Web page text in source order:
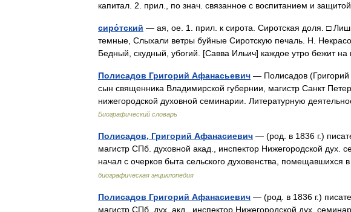
капитал. 2. прил., по знач. связанное с воспитанием и
сиро́тский — ая, ое. 1. прил. к сирота. Сиротская доля. □
темные, Слыхали ветры буйные Сиротскую печаль. Н.
Бедный, скудный, убогий. [Савва Ильич] каждое утро бежит
Полисадов Григорий Афанасьевич — Полисадов (Григорий
сын священника Владимирской губернии, магистр Санкт
нижегородской духовной семинарии. Литературную
Биографический словарь
Полисадов, Григорий Афанасиевич — (род. в 1836 г.)
магистр СПб. духовной акад., инспектор Нижегородской дух.
начал с очерков быта сельского духовенства,
биографическая энциклопедия
Полисадов Григорий Афанасиевич — (род. в 1836 г.)
магистр СПб. дух. акд., инспектор Нижегородской дух.